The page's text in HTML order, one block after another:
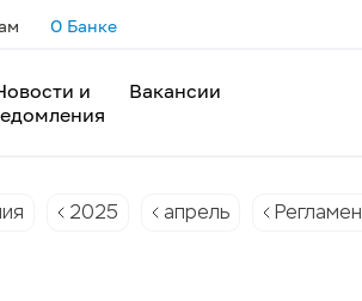
О Банке
и
Вакансии
2025 апрель